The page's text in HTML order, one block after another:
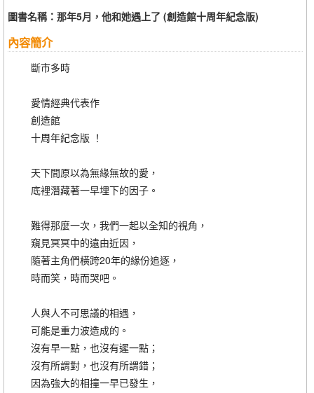
圖書名稱：那年5月，他和她遇上了 (創造館十周年紀念版)
內容簡介
斷市多時
愛情經典代表作
創造館
十周年紀念版 ！
天下間原以為無緣無故的愛，
底裡潛藏著一早埋下的因子。
難得那麼一次，我們一起以全知的視角，
窺見冥冥中的遠由近因，
隨著主角們橫跨20年的緣份追逐，
時而笑，時而哭吧。
人與人不可思議的相遇，
可能是重力波造成的。
沒有早一點，也沒有遲一點；
沒有所謂對，也沒有所謂錯；
因為強大的相撞一早已發生，